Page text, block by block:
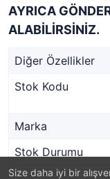
Size daha iyi bir
AYRICA
ALABİLİRSİNİZ.
Diğer Özellikler
Stok Kodu
Marka
Stok Durumu